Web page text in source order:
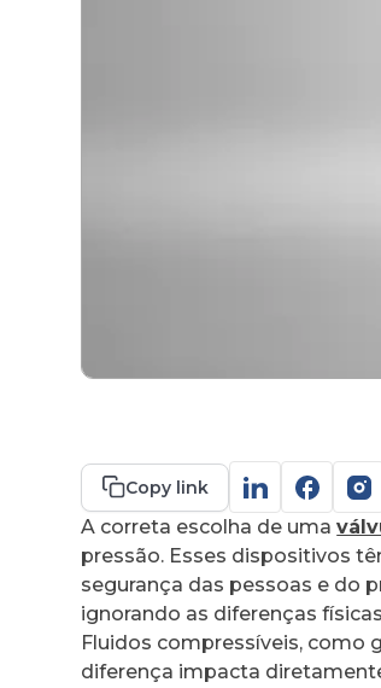
Copy link
A correta escolha de uma
pressão. Esses dispositivos
segurança das pessoas e do
ignorando as diferenças
Fluidos compressíveis, como
diferença impacta